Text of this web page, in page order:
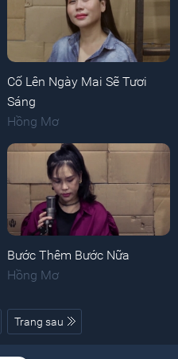
Cố Lên Ngày Mai Sẽ Tươi
Sáng
Hồng Mơ
Bước Thêm Bước Nữa
Hồng Mơ
Trang sau